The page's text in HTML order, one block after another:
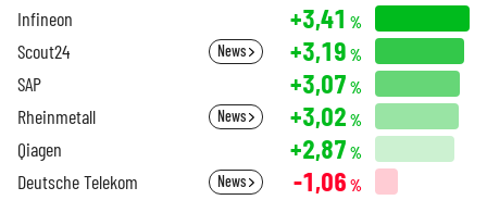
Infineon +3,41 %
Scout24 News +3,19 %
SAP +3,07 %
Rheinmetall News +3,02 %
Qiagen +2,87 %
Deutsche Telekom News -1,06 %